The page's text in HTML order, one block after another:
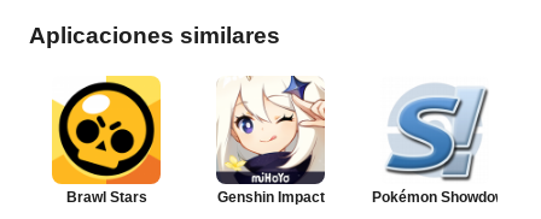
Aplicaciones similares
Brawl Stars Genshin Impact Pokémon Showdown